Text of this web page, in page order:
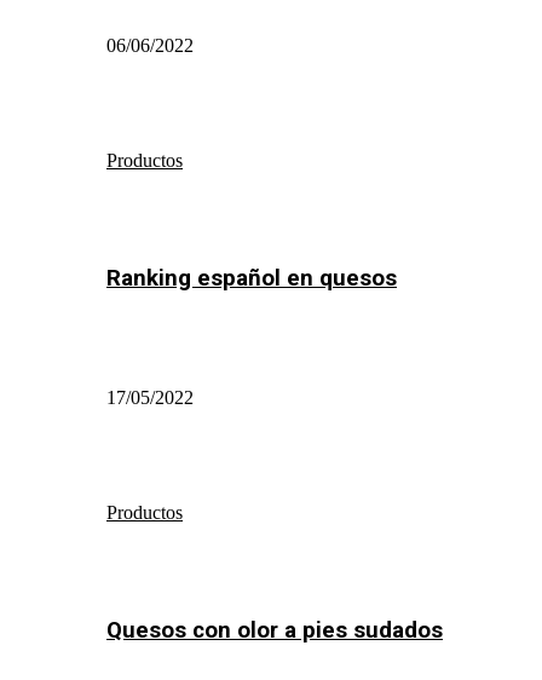
06/06/2022
Productos
Ranking español en quesos
17/05/2022
Productos
Quesos con olor a pies sudados